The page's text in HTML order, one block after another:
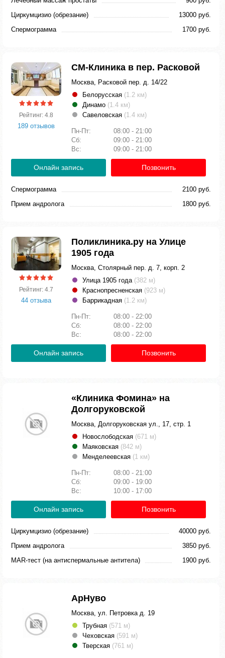
Циркумцизио (обрезание)
13000 руб.
Спермограмма
1700 руб.
Рейтинг: 4.8
189 отзывов
СМ-Клиника в пер. Расковой
Москва, Расковой пер. д. 14/22
Белорусская (1.2 км)
Динамо (1.4 км)
Савеловская (1.4 км)
Пн-Пт:
08:00 - 21:00
Сб:
09:00 - 21:00
Вс:
09:00 - 21:00
Онлайн запись Позвонить
Спермограмма
2100 руб.
Прием андролога
1800 руб.
Рейтинг: 4.7
44 отзыва
Поликлиника.ру на Улице
1905 года
Москва, Столярный пер. д. 7, корп. 2
Улица 1905 года (382 м)
Краснопресненская (923 м)
Баррикадная (1.2 км)
Пн-Пт:
08:00 - 22:00
Сб:
08:00 - 22:00
Вс:
08:00 - 22:00
Онлайн запись Позвонить
«Клиника Фомина» на
Долгоруковской
Москва, Долгоруковская ул., 17, стр. 1
Новослободская (671 м)
Маяковская (842 м)
Менделеевская (1 км)
Пн-Пт:
08:00 - 21:00
Сб:
09:00 - 19:00
Вс:
10:00 - 17:00
Онлайн запись Позвонить
Циркумцизио (обрезание)
40000 руб.
Прием андролога
3850 руб.
MAR-тест (на антиспермальные антитела)
1900 руб.
АрНуво
Москва, ул. Петровка д. 19
Трубная (571 м)
Чеховская (591 м)
Тверская (761 м)